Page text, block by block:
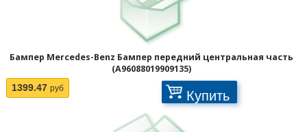
Бампер Mercedes-Benz Бампер передний центральная часть
(A96088019909135)
1399.47 руб Купить